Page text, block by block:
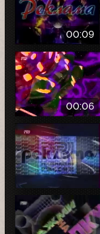
00:09
00:06